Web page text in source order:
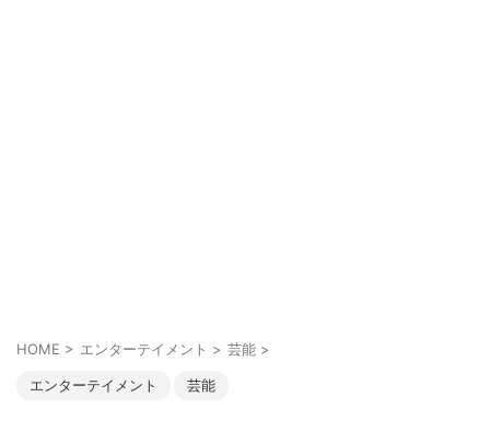
HOME > エンターテイメント > 芸能 >
エンターテイメント 芸能